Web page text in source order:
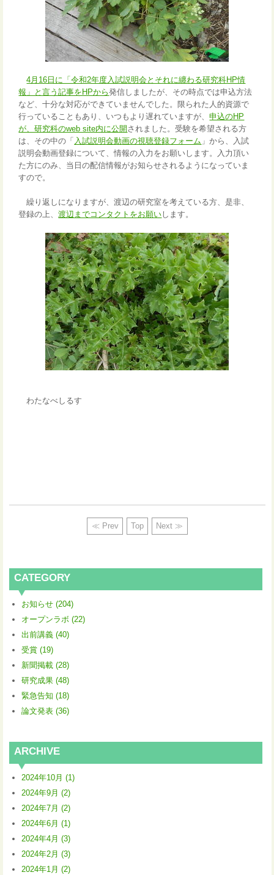
4月16日に「令和2年度入試説明会とそれに纏わる研究科HP情
報」と言う記事をHPから発信しましたが、その時点では申込方法
など、十分な対応ができていませんでした。限られた人的資源で
行っていることもあり、いつもより遅れていますが、申込のHP
が、研究科のweb site内に公開 されました。受験を希望される方
は、その中の「 入試説明会動画の視聴登録フォーム 」から、入試
説明会動画登録について、情報の入力をお願いします。入力頂い
た方にのみ、当日の配信情報がお知らせされるようになっていま
すので。
繰り返しになりますが、渡辺の研究室を考えている方、是非、
登録の上、渡辺までコンタクトをお願い します。
わたなべしるす
≪ Prev Top Next ≫
CATEGORY
お知らせ (204)
オープンラボ (22)
出前講義 (40)
受賞 (19)
新聞掲載 (28)
研究成果 (48)
緊急告知 (18)
論文発表 (36)
ARCHIVE
2024年10月 (1)
2024年9月 (2)
2024年7月 (2)
2024年6月 (1)
2024年4月 (3)
2024年2月 (3)
2024年1月 (2)